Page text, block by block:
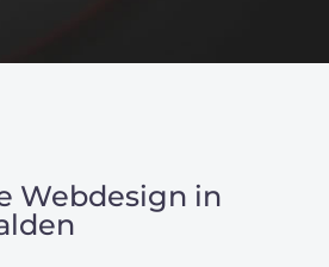
Webdesign in